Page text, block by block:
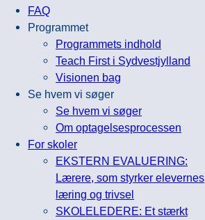
FAQ
Programmet
Programmets indhold
Teach First i Sydvestjylland
Visionen bag
Se hvem vi søger
Se hvem vi søger
Om optagelsesprocessen
For skoler
EKSTERN EVALUERING:
Lærere, som styrker elevernes
læring og trivsel
SKOLELEDERE: Et stærkt